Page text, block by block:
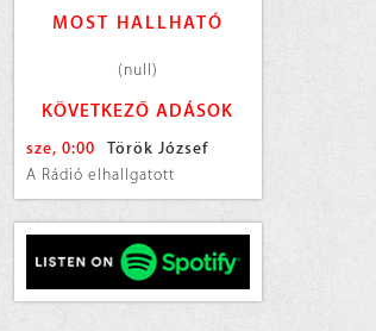
MOST HALLHATÓ
(null)
KÖVETKEZŐ ADÁSOK
sze, 0:00
Török József
A Rádió elhallgatott